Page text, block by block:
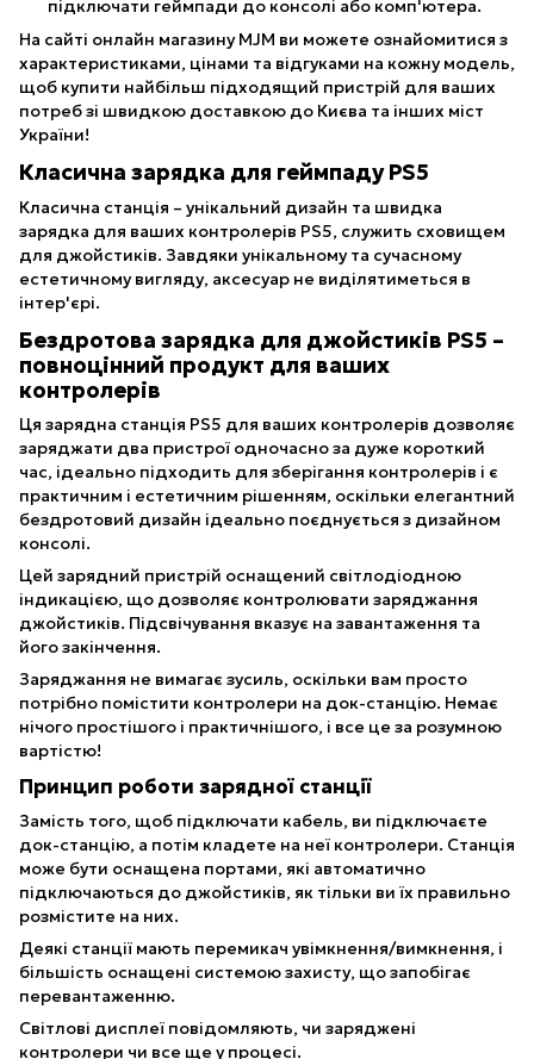
підключати геймпади до консолі або комп'ютера.
На сайті онлайн магазину MJM ви можете ознайомитися з
характеристиками, цінами та відгуками на кожну модель,
щоб купити найбільш підходящий пристрій для ваших
потреб зі швидкою доставкою до Києва та інших міст
України!
Класична зарядка для геймпаду PS5
Класична станція – унікальний дизайн та швидка
зарядка для ваших контролерів PS5, служить сховищем
для джойстиків. Завдяки унікальному та сучасному
естетичному вигляду, аксесуар не виділятиметься в
інтер'єрі.
Бездротова зарядка для джойстиків PS5 –
повноцінний продукт для ваших
контролерів
Ця зарядна станція PS5 для ваших контролерів дозволяє
заряджати два пристрої одночасно за дуже короткий
час, ідеально підходить для зберігання контролерів і є
практичним і естетичним рішенням, оскільки елегантний
бездротовий дизайн ідеально поєднується з дизайном
консолі.
Цей зарядний пристрій оснащений світлодіодною
індикацією, що дозволяє контролювати заряджання
джойстиків. Підсвічування вказує на завантаження та
його закінчення.
Заряджання не вимагає зусиль, оскільки вам просто
потрібно помістити контролери на док-станцію. Немає
нічого простішого і практичнішого, і все це за розумною
вартістю!
Принцип роботи зарядної станції
Замість того, щоб підключати кабель, ви підключаєте
док-станцію, а потім кладете на неї контролери. Станція
може бути оснащена портами, які автоматично
підключаються до джойстиків, як тільки ви їх правильно
розмістите на них.
Деякі станції мають перемикач увімкнення/вимкнення, і
більшість оснащені системою захисту, що запобігає
перевантаженню.
Світлові дисплеї повідомляють, чи заряджені
контролери чи все ще у процесі.